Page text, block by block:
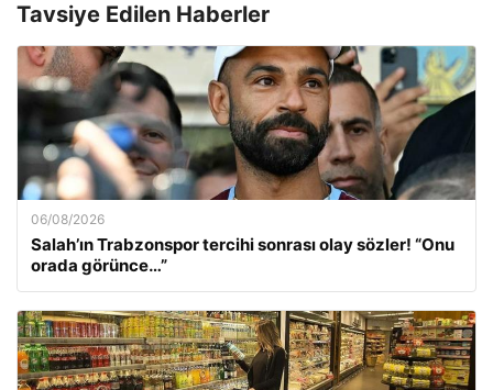
Tavsiye Edilen Haberler
06/08/2026
Salah’ın Trabzonspor tercihi sonrası olay sözler! “Onu
orada görünce…”